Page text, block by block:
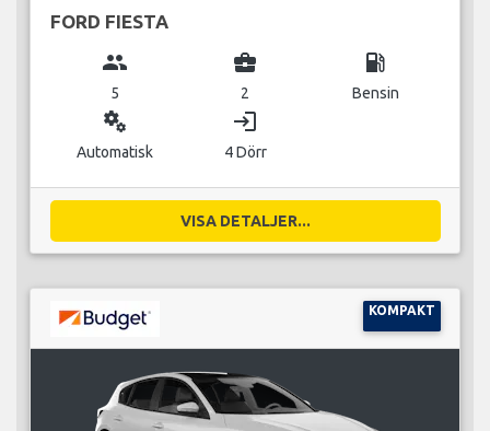
FORD FIESTA
group
5
business_center
2
local_gas_station
Bensin
miscellaneous_services
Automatisk
login
4 Dörr
VISA DETALJER...
KOMPAKT